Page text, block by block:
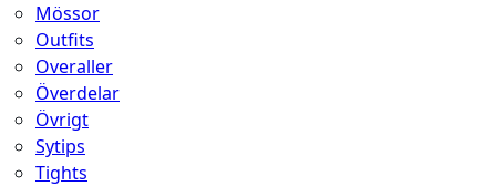
Mössor
Outfits
Overaller
Överdelar
Övrigt
Sytips
Tights